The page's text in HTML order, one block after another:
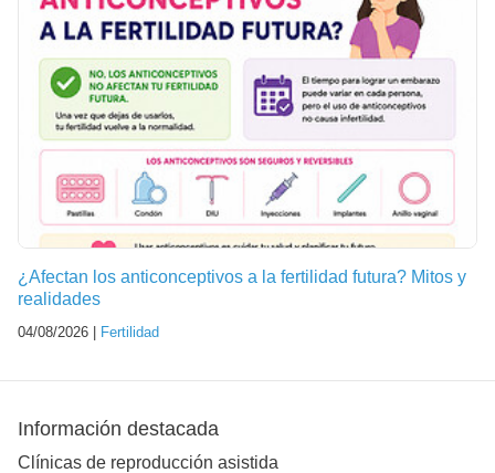
¿Afectan los anticonceptivos a la fertilidad futura? Mitos y
realidades
04/08/2026 | Fertilidad
Información destacada
Clínicas de reproducción asistida